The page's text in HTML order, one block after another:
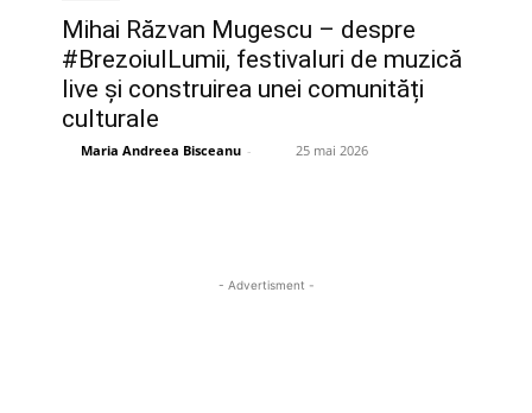
Mihai Răzvan Mugescu – despre
#BrezoiulLumii, festivaluri de muzică
live și construirea unei comunități
culturale
Maria Andreea Bisceanu - 25 mai 2026
- Advertisment -